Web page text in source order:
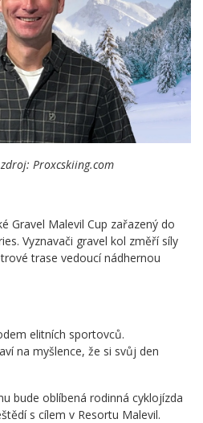
Proxcskiing.com
Gravel Malevil Cup zařazený do
Vyznavači gravel kol změří síly
trase vedoucí nádhernou
elitních sportovců.
na myšlence, že si svůj den
bude oblíbená rodinná cyklojízda
s cílem v Resortu Malevil.